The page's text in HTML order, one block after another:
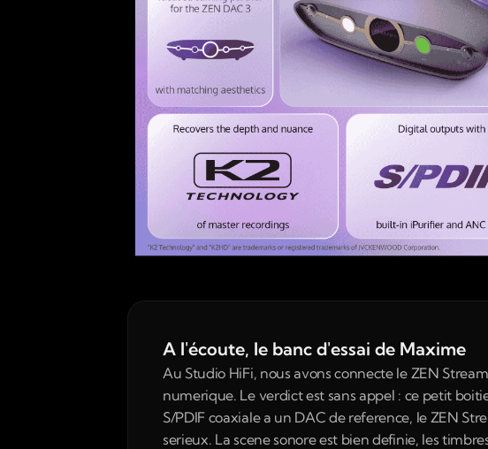
A l'écoute, le banc d'essai de Maxime
Au Studio HiFi, nous avons connecte le ZEN
numerique. Le verdict est sans appel : ce petit
S/PDIF coaxiale a un DAC de reference, le ZEN
serieux. La scene sonore est bien definie, les